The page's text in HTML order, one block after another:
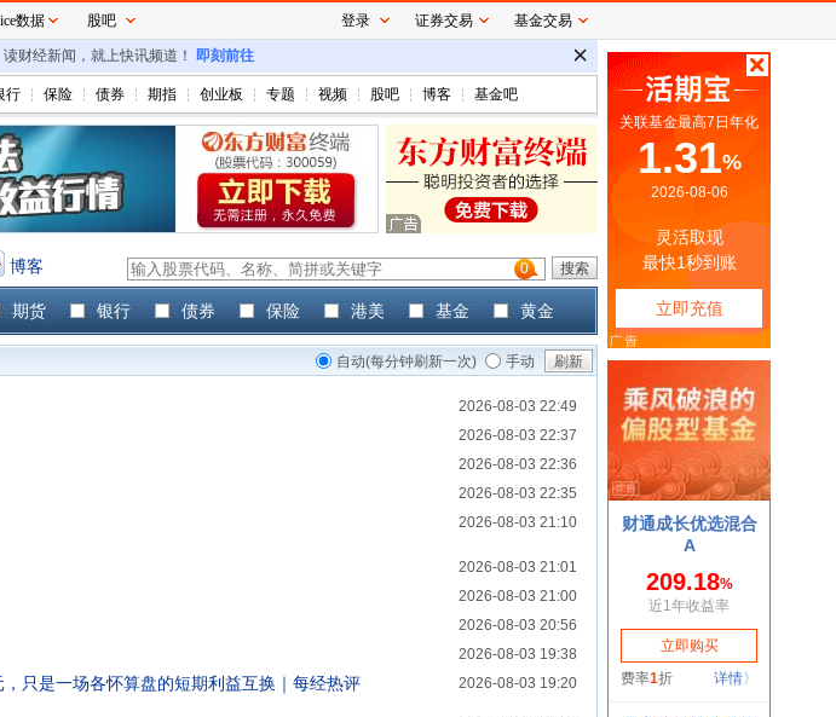
财经新闻，就上快讯频道！ 即刻前往
行 保险 债券 期指 创业板 专题 视频 股吧 博客 基金吧
博客 0
期货 银行 债券 保险 港美 基金 黄金
自动(每分钟刷新一次) 手动 刷新
2026-08-03 22:49
2026-08-03 22:37
2026-08-03 22:36
2026-08-03 22:35
2026-08-03 21:10
2026-08-03 21:01
2026-08-03 21:00
2026-08-03 20:56
2026-08-03 19:38
2026-08-03 19:20
只是一场各怀算盘的短期利益互换｜每经热评
数据 股吧 登录 证券交易 基金交易